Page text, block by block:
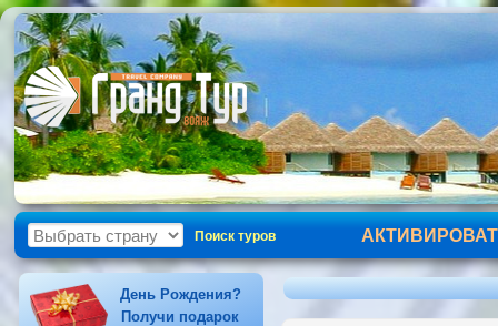
Поиск туров
День Рождения?
Получи подарок